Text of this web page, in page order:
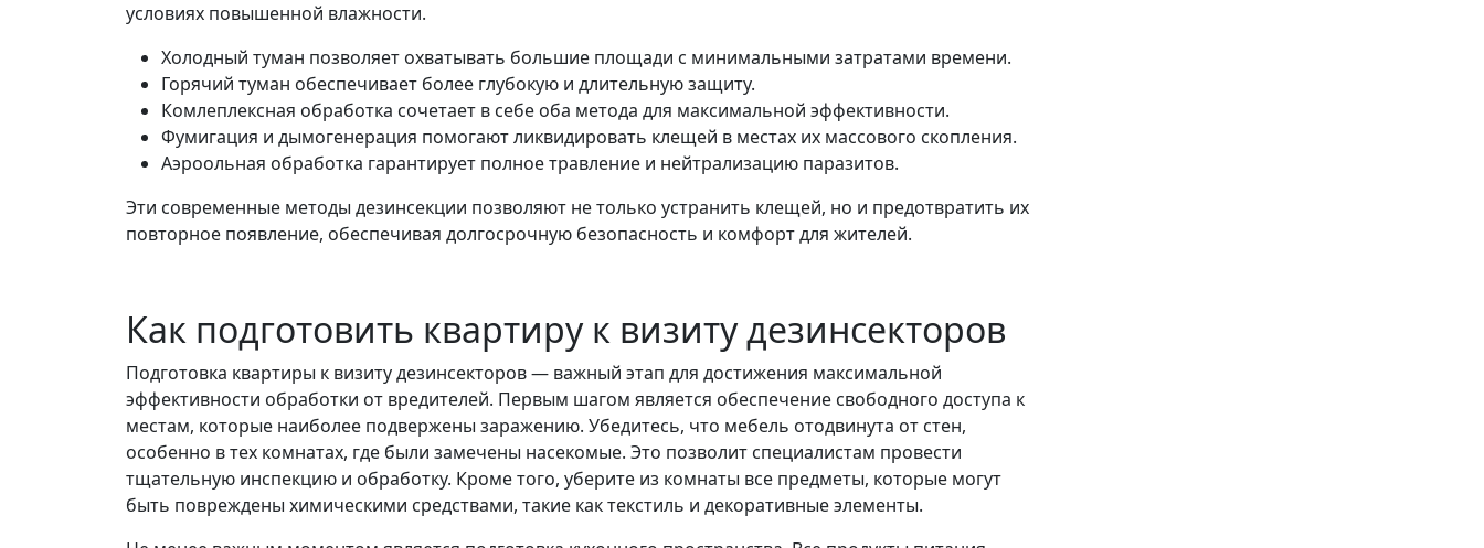
условиях повышенной влажности.
Холодный туман позволяет охватывать большие площади с минимальными затратами времени.
Горячий туман обеспечивает более глубокую и длительную защиту.
Комлеплексная обработка сочетает в себе оба метода для максимальной эффективности.
Фумигация и дымогенерация помогают ликвидировать клещей в местах их массового скопления.
Аэроольная обработка гарантирует полное травление и нейтрализацию паразитов.
Эти современные методы дезинсекции позволяют не только устранить клещей, но и предотвратить их
повторное появление, обеспечивая долгосрочную безопасность и комфорт для жителей.
Как подготовить квартиру к визиту дезинсекторов
Подготовка квартиры к визиту дезинсекторов — важный этап для достижения максимальной
эффективности обработки от вредителей. Первым шагом является обеспечение свободного доступа к
местам, которые наиболее подвержены заражению. Убедитесь, что мебель отодвинута от стен,
особенно в тех комнатах, где были замечены насекомые. Это позволит специалистам провести
тщательную инспекцию и обработку. Кроме того, уберите из комнаты все предметы, которые могут
быть повреждены химическими средствами, такие как текстиль и декоративные элементы.